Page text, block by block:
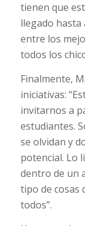
tienen que
llegado hasta
entre los
todos los
Finalmente,
iniciativas:
invitarnos a
estudiantes.
se olvidan y
potencial. Lo
dentro de un
tipo de cosas
todos”.